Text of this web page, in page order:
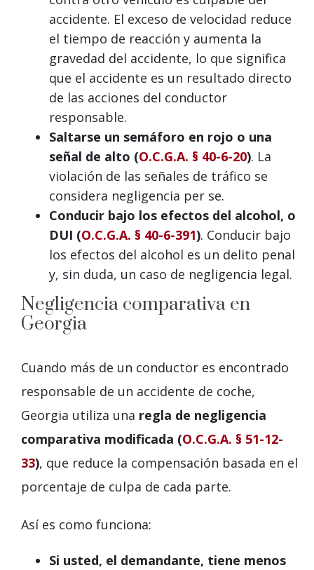
accidente. El exceso de velocidad reduce
el tiempo de reacción y aumenta la
gravedad del accidente, lo que significa
que el accidente es un resultado directo
de las acciones del conductor
responsable.
Saltarse un semáforo en rojo o una
señal de alto (O.C.G.A. § 40-6-20). La
violación de las señales de tráfico se
considera negligencia per se.
Conducir bajo los efectos del alcohol, o
DUI (O.C.G.A. § 40-6-391). Conducir bajo
los efectos del alcohol es un delito penal
y, sin duda, un caso de negligencia legal.
Negligencia comparativa en
Georgia
Cuando más de un conductor es encontrado
responsable de un accidente de coche,
Georgia utiliza una regla de negligencia
comparativa modificada (O.C.G.A. § 51-12-
33), que reduce la compensación basada en el
porcentaje de culpa de cada parte.
Así es como funciona:
Si usted, el demandante, tiene menos